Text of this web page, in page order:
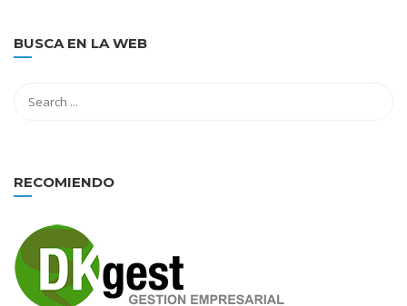
BUSCA EN LA WEB
RECOMIENDO